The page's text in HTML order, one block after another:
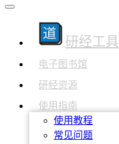
研经工具
电子图书馆
研经资源
使用指南
使用教程
常见问题